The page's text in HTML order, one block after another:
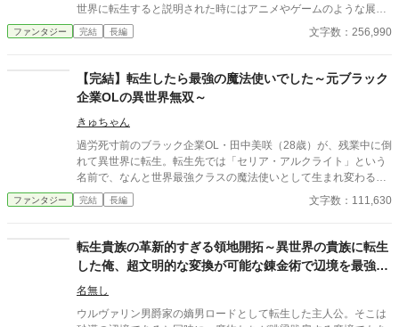
世界に転生すると説明された時にはアニメやゲームのような展開
を期待したりもした。 例えばモンスターを倒して国を救いヒロイ
ンと結ばれるなど。 けれど与えられた【今まで選ばれなかったス
のばかり。 同じ転生者でイケメン王子のレイニーに出迎えられ歓
迎される。 彼は【スキル：水】を使う最強で理想的な異世界転生
者に思えたのだが―――！？ ※小説家になろう様にも掲載してい
ます。
ファンタジー 完結 長編 文字数：256,990
【完結】転生したら最強の魔法使いでした～元ブラック
企業OLの異世界無双～
きゅちゃん
過労死寸前のブラック企業OL・田中美咲（28歳）が、残業中に倒
れて異世界に転生。転生先では「セリア・アルクライト」という
名前で、なんと世界最強クラスの魔法使いとして生まれ変わる。
前世で我慢し続けた鬱憤を晴らすかのように、理不尽な権力者た
ちを魔法でバッサバッサと成敗し、困っている人々を助けてい
世界の様々な問題を解決していく痛快ストーリー。
ファンタジー 完結 長編 文字数：111,630
転生貴族の革新的すぎる領地開拓～異世界の貴族に転生
した俺、超文明的な変換が可能な錬金術で辺境を最強の
領土にします～
名無し
ウルヴァリン男爵家の嫡男ロードとして転生した主人公。そこは